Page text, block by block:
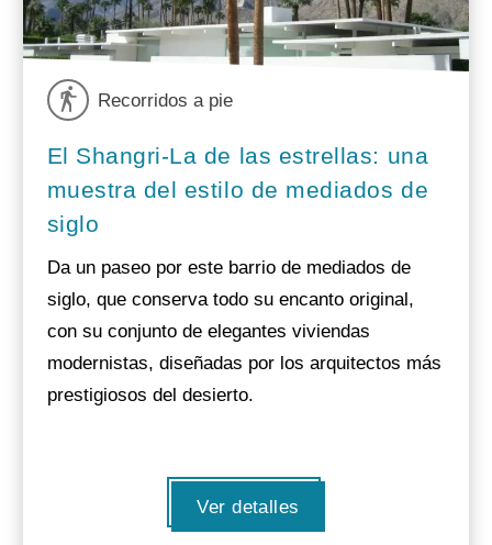
Recorridos a pie
El Shangri-La de las estrellas: una
muestra del estilo de mediados de
siglo
Da un paseo por este barrio de mediados de
siglo, que conserva todo su encanto original,
con su conjunto de elegantes viviendas
modernistas, diseñadas por los arquitectos más
prestigiosos del desierto.
Ver detalles